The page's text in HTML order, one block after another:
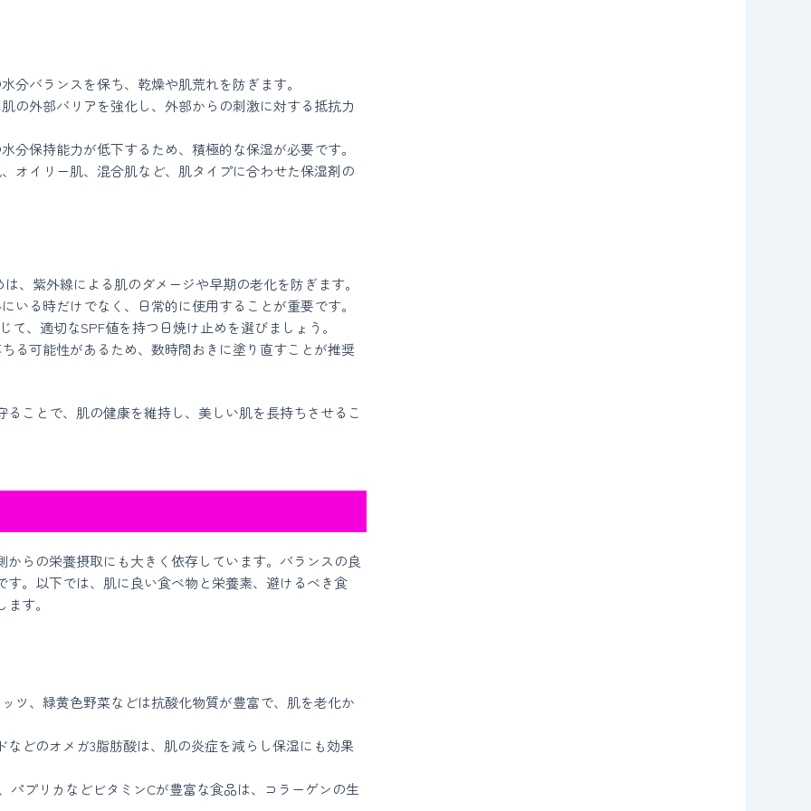
分バランスを保ち、乾燥や肌荒れを防ぎます。
の外部バリアを強化し、外部からの刺激に対する抵抗力
分保持能力が低下するため、積極的な保湿が必要です。
オイリー肌、混合肌など、肌タイプに合わせた保湿剤の
、紫外線による肌のダメージや早期の老化を防ぎます。
いる時だけでなく、日常的に使用することが重要です。
て、適切なSPF値を持つ日焼け止めを選びましょう。
る可能性があるため、数時間おきに塗り直すことが推奨
ことで、肌の健康を維持し、美しい肌を長持ちさせるこ
らの栄養摂取にも大きく依存しています。バランスの良
。以下では、肌に良い食べ物と栄養素、避けるべき食
す。
ツ、緑黄色野菜などは抗酸化物質が豊富で、肌を老化か
などのオメガ3脂肪酸は、肌の炎症を減らし保湿にも効果
パプリカなどビタミンCが豊富な食品は、コラーゲンの生